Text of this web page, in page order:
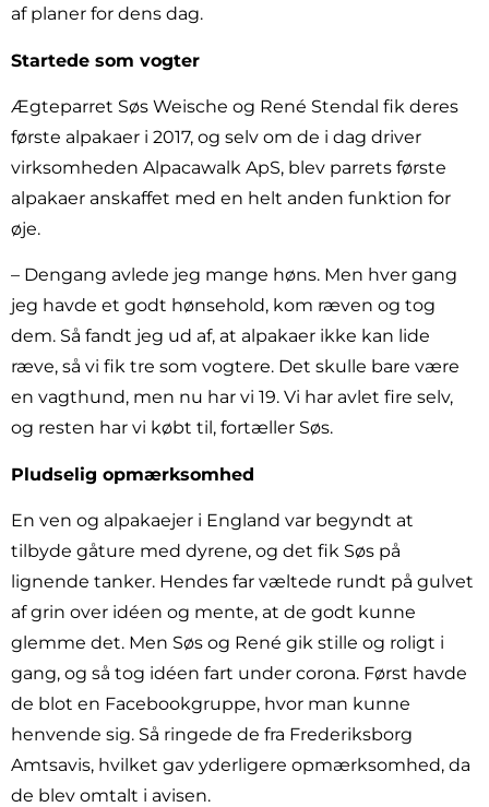
af planer for dens dag.
Startede som vogter
Ægteparret Søs Weische og René Stendal fik deres
første alpakaer i 2017, og selv om de i dag driver
virksomheden Alpacawalk ApS, blev parrets første
alpakaer anskaffet med en helt anden funktion for
øje.
– Dengang avlede jeg mange høns. Men hver gang
jeg havde et godt hønsehold, kom ræven og tog
dem. Så fandt jeg ud af, at alpakaer ikke kan lide
ræve, så vi fik tre som vogtere. Det skulle bare være
en vagthund, men nu har vi 19. Vi har avlet fire selv,
og resten har vi købt til, fortæller Søs.
Pludselig opmærksomhed
En ven og alpakaejer i England var begyndt at
tilbyde gåture med dyrene, og det fik Søs på
lignende tanker. Hendes far væltede rundt på gulvet
af grin over idéen og mente, at de godt kunne
glemme det. Men Søs og René gik stille og roligt i
gang, og så tog idéen fart under corona. Først havde
de blot en Facebookgruppe, hvor man kunne
henvende sig. Så ringede de fra Frederiksborg
Amtsavis, hvilket gav yderligere opmærksomhed, da
de blev omtalt i avisen.